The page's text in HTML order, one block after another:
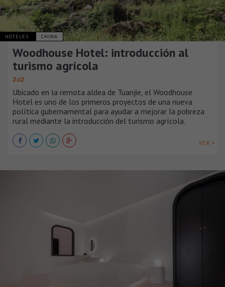
HOTELES CHINA
Woodhouse Hotel: introducción al
turismo agrícola
ZJJZ
Ubicado en la remota aldea de Tuanjie, el Woodhouse
Hotel es uno de los primeros proyectos de una nueva
política gubernamental para ayudar a mejorar la pobreza
rural mediante la introducción del turismo agrícola.
VER +